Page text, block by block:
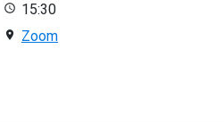
15:30
Zoom